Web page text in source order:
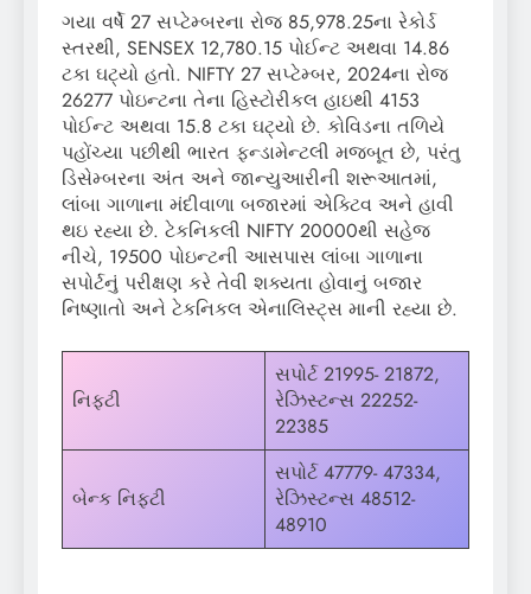
ગયા વર્ષે 27 સપ્ટેમ્બરના રોજ 85,978.25ના રેકોર્ડ
સ્તરથી, SENSEX 12,780.15 પોઈન્ટ અથવા 14.86
ટકા ઘટ્યો હતો. NIFTY 27 સપ્ટેમ્બર, 2024ના રોજ
26277 પોઇન્ટના તેના હિસ્ટોરીકલ હાઇથી 4153
પોઈન્ટ અથવા 15.8 ટકા ઘટ્યો છે. કોવિડના તળિયે
પહોંચ્યા પછીથી ભારત ફન્ડામેન્ટલી મજબૂત છે, પરંતુ
ડિસેમ્બરના અંત અને જાન્યુઆરીની શરૂઆતમાં,
લાંબા ગાળાના મંદીવાળા બજારમાં એક્ટિવ અને હાવી
થઇ રહ્યા છે. ટેકનિકલી NIFTY 20000થી સહેજ
નીચે, 19500 પોઇન્ટની આસપાસ લાંબા ગાળાના
સપોર્ટનું પરીક્ષણ કરે તેવી શક્યતા હોવાનું બજાર
નિષ્ણાતો અને ટેકનિકલ એનાલિસ્ટ્સ માની રહ્યા છે.
નિફ્ટી
સપોર્ટ 21995- 21872,
રેઝિસ્ટન્સ 22252-
22385
બેન્ક નિફ્ટી
સપોર્ટ 47779- 47334,
રેઝિસ્ટન્સ 48512-
48910